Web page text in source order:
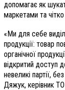
допомагає як
маркетами та чітко
«Ми для себе
продукції: товар
органічної
відкритий доступ
невеликі партії,
Дяжук, керівник